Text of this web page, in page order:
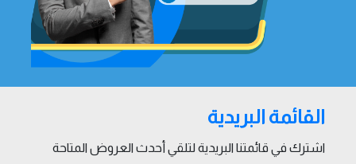
القائمة البريدية
اشترك في قائمتنا البريدية لتلقي أحدث العروض المتاحة